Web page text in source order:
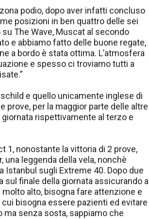
podio, dopo aver infatti concluso
posizioni in ben quattro delle sei
The Wave, Muscat al secondo
e abbiamo fatto delle buone regate,
a bordo è stata ottima. L’atmosfera
e spesso ci troviamo tutti a
e quello unicamente inglese di
prove, per la maggior parte delle altre
rispettivamente al terzo e
1, nonostante la vittoria di 2 prove,
una leggenda della vela, nonchè
Istanbul sugli Extreme 40. Dopo due
sul finale della giornata assicurando al
alto, bisogna fare attenzione e
bisogna essere pazienti ed evitare
ma senza sosta, sappiamo che